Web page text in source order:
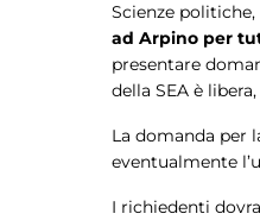
Scienze
ad Arpino per
presentare
della SEA è
La domanda per
eventualmente
I richiedenti